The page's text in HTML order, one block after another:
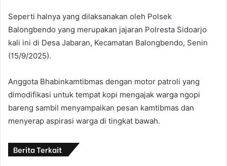
Seperti halnya yang dilaksanakan oleh Polsek
Balongbendo yang merupakan jajaran Polresta Sidoarjo
kali ini di Desa Jabaran, Kecamatan Balongbendo, Senin
(15/9/2025).
Anggota Bhabinkamtibmas dengan motor patroli yang
dimodifikasi untuk tempat kopi mengajak warga ngopi
bareng sambil menyampaikan pesan kamtibmas dan
menyerap aspirasi warga di tingkat bawah.
Berita Terkait